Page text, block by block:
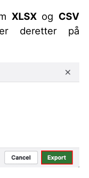
XLSXog CSV
deretter på